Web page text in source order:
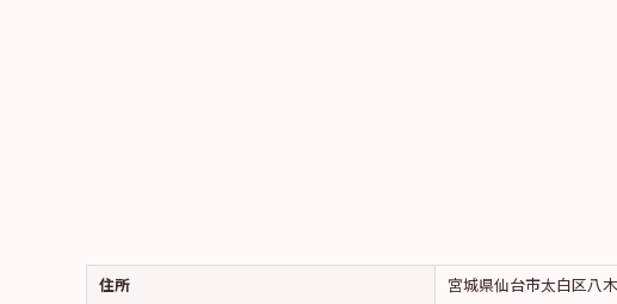
住所 宮城県仙台市太白区八